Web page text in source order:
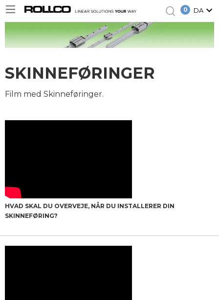
0 DA
SKINNEFØRINGER
Film med Skinneføringer.
HVAD SKAL DU OVERVEJE, NÅR DU INSTALLERER DIN
SKINNEFØRING?